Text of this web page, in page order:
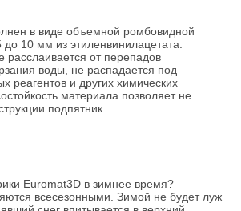
в виде объемной ромбовидной
до 10 мм из этиленвинилацетата.
расслаивается от перепадов
воды, не распадается под
реагентов и других химических
материала позволяет не
подпятник.
Euromat3D в зимнее время?
всесезонными. Зимой не будет луж